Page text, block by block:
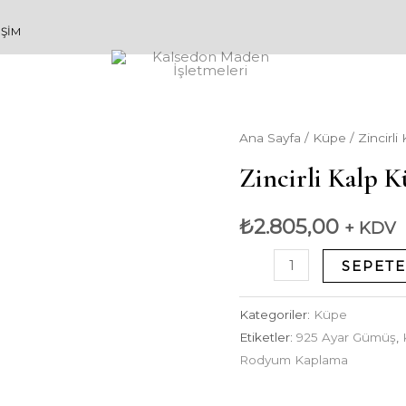
Ana Sayfa / Küpe / Zincirli
Zincirli Kalp
₺2.805,00 + KDV
Zincirli
Küpe
Kategoriler: Küpe
Etiketler: 925 Ayar Gümüş
Rodyum Kaplama